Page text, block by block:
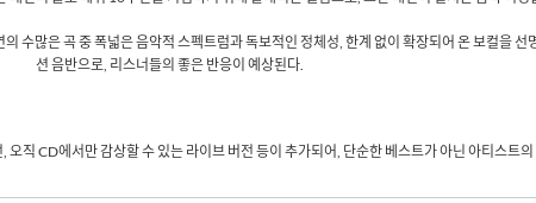
수많은 곡 중 폭넓은 음악적 스펙트럼과 독보적인 정체성 한계 없이 확장되어 온 보컬을 선
션 음반으로 리스너들의 좋은 반응이 예상된다.
오직 CD에서만 감상할 수 있는 라이브 버전 등이 추가되어 단순한 베스트가 아닌 아티스트